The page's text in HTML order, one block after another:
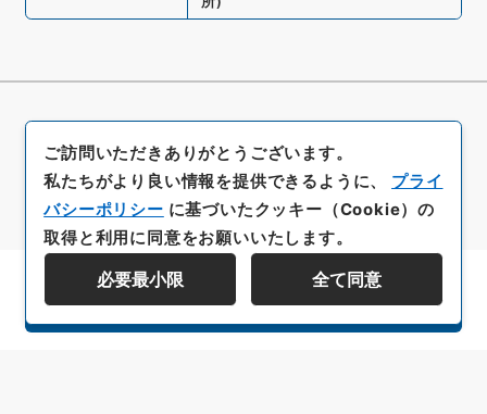
資料群階層を表示する
ご訪問いただきありがとうございます。
私たちがより良い情報を提供できるように、 プライ
バシーポリシー に基づいたクッキー（Cookie）の
取得と利用に同意をお願いいたします。
必要最小限 全て同意